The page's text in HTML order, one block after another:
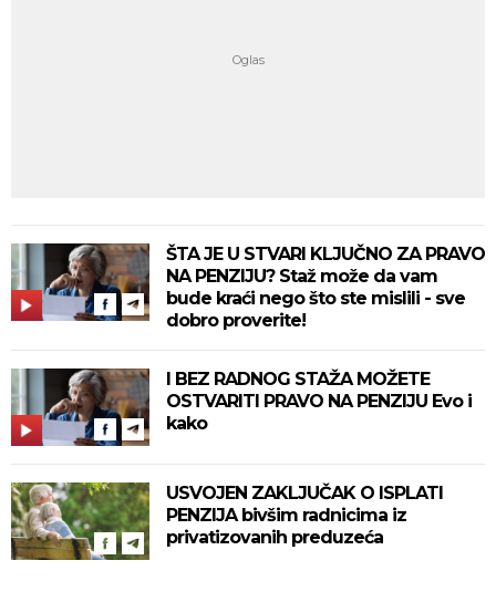
ŠTA JE U STVARI KLJUČNO ZA PRAVO
NA PENZIJU? Staž može da vam
bude kraći nego što ste mislili - sve
dobro proverite!
I BEZ RADNOG STAŽA MOŽETE
OSTVARITI PRAVO NA PENZIJU Evo i
kako
USVOJEN ZAKLJUČAK O ISPLATI
PENZIJA bivšim radnicima iz
privatizovanih preduzeća